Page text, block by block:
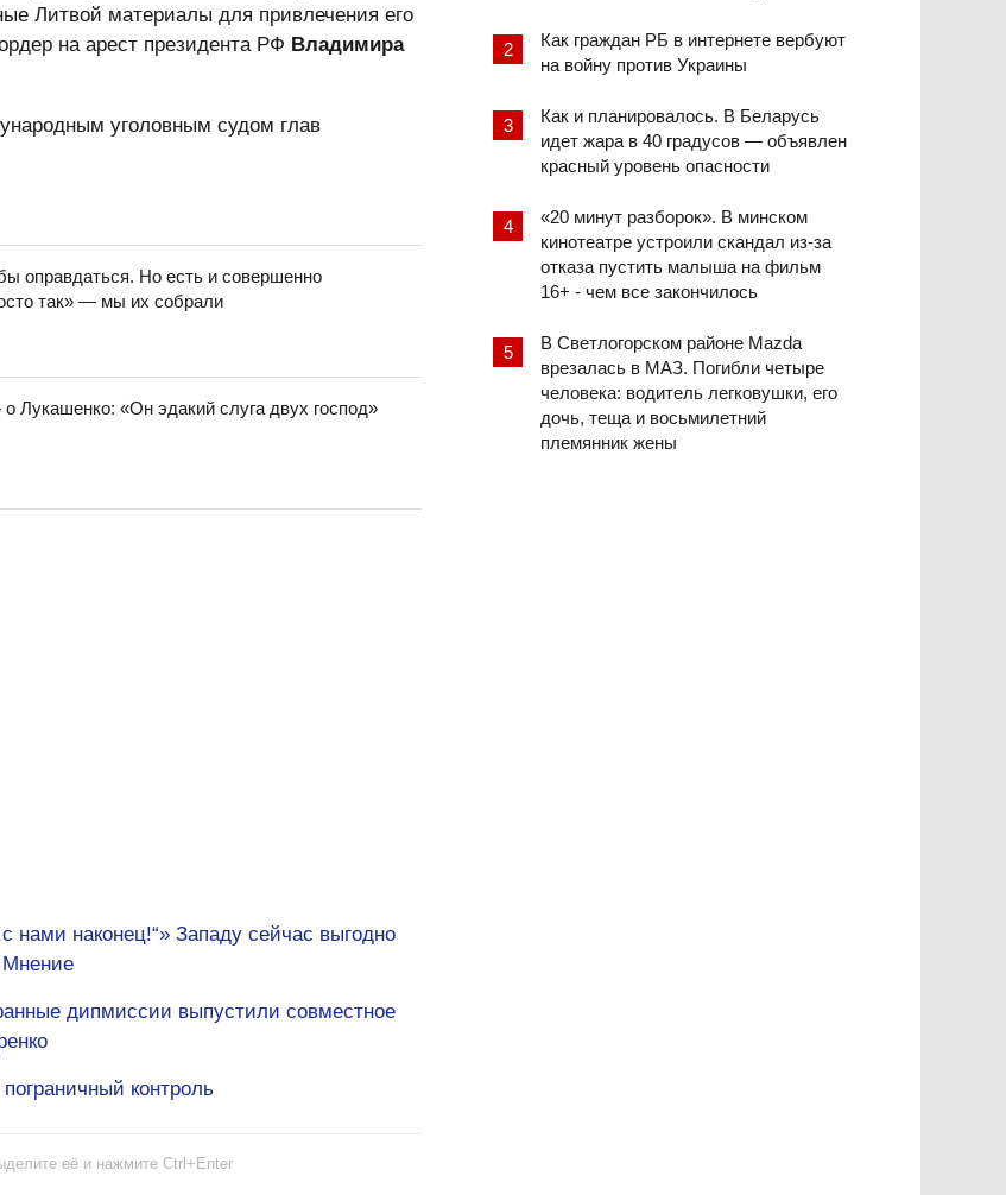
Как граждан РБ в интернете вербуют
на войну против Украины
Как и планировалось. В Беларусь
идет жара в 40 градусов — объявлен
красный уровень опасности
«20 минут разборок». В минском
кинотеатре устроили скандал из-за
отказа пустить малыша на фильм
16+ - чем все закончилось
В Светлогорском районе Mazda
врезалась в МАЗ. Погибли четыре
человека: водитель легковушки, его
дочь, теща и восьмилетний
племянник жены
Литвой материалы для привлечения его
на арест президента РФ Владимира
уголовным судом глав
оправдаться. Но есть и совершенно
так» — мы их собрали
Лукашенко: «Он эдакий слуга двух господ»
нами наконец!“» Западу сейчас выгодно
Мнение
дипмиссии выпустили совместное
контроль
её и нажмите Ctrl+Enter